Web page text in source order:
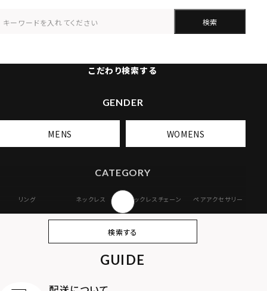
検索
こだわり検索する
GENDER
MENS WOMENS
CATEGORY
リング ネックレス ネックレスチェーン ペアアクセサリー
オンラインストア
ギフトボックス
検索する
GUIDE